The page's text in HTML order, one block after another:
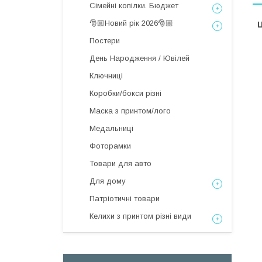
Сімейні копілки. Бюджет
🎅🏼Новий рік 2026🎅🏼
Постери
День Народження / Ювілей
Ключниці
Коробки/бокси різні
Маска з принтом/лого
Медальниці
Фоторамки
Товари для авто
Для дому
Патріотичні товари
Келихи з принтом різні види